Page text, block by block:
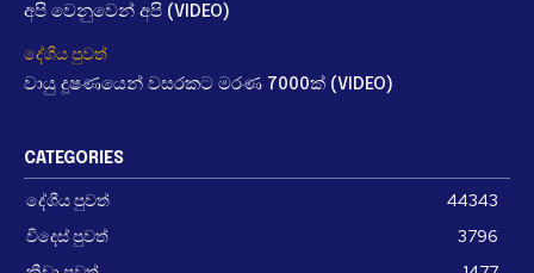
අපි වෙනුවෙන් අපි (VIDEO)
දේශීය පුවත්
වායු දූෂණයෙන් වසරකට මරණ 7000ක් (VIDEO)
CATEGORIES
දේශීය පුවත්
44343
විදෙස් පුවත්
3796